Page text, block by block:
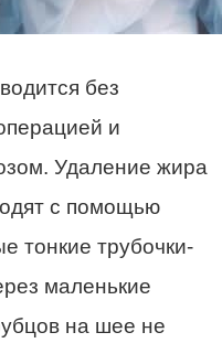
без
и
Удаление жира
с помощью
тонкие трубочки-
маленькие
на шее не